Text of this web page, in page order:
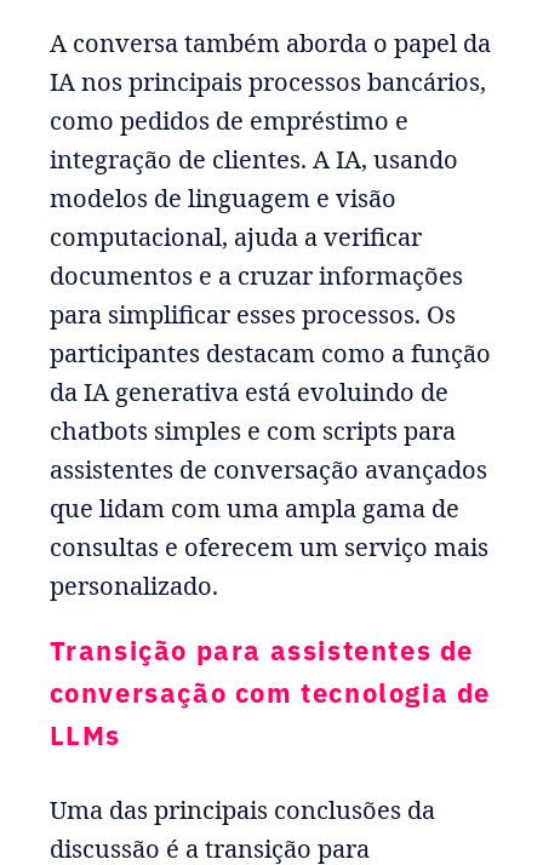
A conversa também aborda o papel da
IA nos principais processos bancários,
como pedidos de empréstimo e
integração de clientes. A IA, usando
modelos de linguagem e visão
computacional, ajuda a verificar
documentos e a cruzar informações
para simplificar esses processos. Os
participantes destacam como a função
da IA generativa está evoluindo de
chatbots simples e com scripts para
assistentes de conversação avançados
que lidam com uma ampla gama de
consultas e oferecem um serviço mais
personalizado.
Transição para assistentes de
conversação com tecnologia de
LLMs
Uma das principais conclusões da
discussão é a transição para